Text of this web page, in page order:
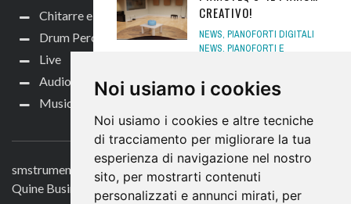
Noi usiamo i cookies
Noi usiamo i cookies e altre tecniche
di tracciamento per migliorare la tua
esperienza di navigazione nel nostro
sito, per mostrarti contenuti
personalizzati e annunci mirati, per
CREATIVO!
NEWS, PIANOFORTI DIGITALI
NEWS, PIANOFORTI E
OTTOBRE 2024
FOCUS - YAMAHA PSR-
SX: THE NEXT LEVEL
ARRANGER, NEWS ,PIANOFORTI
E ARRANGER,TASTIERE E
SYNTH NEWS
5 AGOSTO 2019
Chitarre e bassi
Drum Perc
Live
Audio per video
Music Life
CONTATTACI
smstrumentimusicali.it
Quine Business Publisher